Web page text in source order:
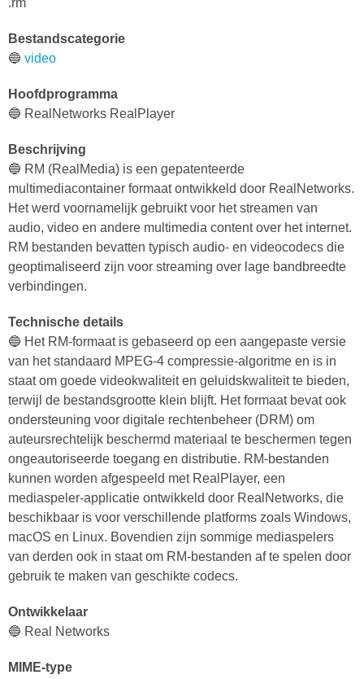
.rm
Bestandscategorie
🔵 video
Hoofdprogramma
🔵 RealNetworks RealPlayer
Beschrijving
🔵 RM (RealMedia) is een gepatenteerde
multimediacontainer formaat ontwikkeld door RealNetworks.
Het werd voornamelijk gebruikt voor het streamen van
audio, video en andere multimedia content over het internet.
RM bestanden bevatten typisch audio- en videocodecs die
geoptimaliseerd zijn voor streaming over lage bandbreedte
verbindingen.
Technische details
🔵 Het RM-formaat is gebaseerd op een aangepaste versie
van het standaard MPEG-4 compressie-algoritme en is in
staat om goede videokwaliteit en geluidskwaliteit te bieden,
terwijl de bestandsgrootte klein blijft. Het formaat bevat ook
ondersteuning voor digitale rechtenbeheer (DRM) om
auteursrechtelijk beschermd materiaal te beschermen tegen
ongeautoriseerde toegang en distributie. RM-bestanden
kunnen worden afgespeeld met RealPlayer, een
mediaspeler-applicatie ontwikkeld door RealNetworks, die
beschikbaar is voor verschillende platforms zoals Windows,
macOS en Linux. Bovendien zijn sommige mediaspelers
van derden ook in staat om RM-bestanden af ​​te spelen door
gebruik te maken van geschikte codecs.
Ontwikkelaar
🔵 Real Networks
MIME-type